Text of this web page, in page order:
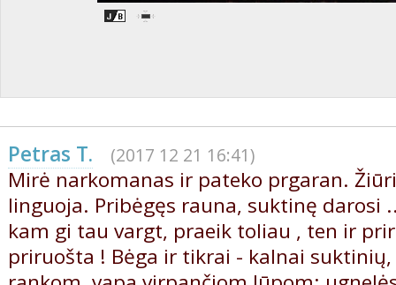
Petras T. (2017 12 21 16:41)
Mirė narkomanas ir pateko prgaran.
linguoja. Pribėgęs rauna, suktinę darosi
kam gi tau vargt, praeik toliau , ten ir
priruošta ! Bėga ir tikrai - kalnai